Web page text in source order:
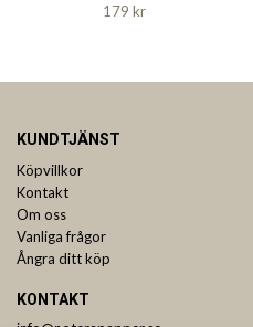
179 kr
KUNDTJÄNST
Köpvillkor
Kontakt
Om oss
Vanliga frågor
Ångra ditt köp
KONTAKT